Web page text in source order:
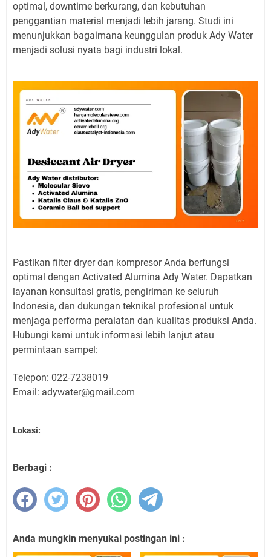
optimal, downtime berkurang, dan kebutuhan
penggantian material menjadi lebih jarang. Studi ini
menunjukkan bagaimana keunggulan produk Ady Water
menjadi solusi nyata bagi industri lokal.
Pastikan filter dryer dan kompresor Anda berfungsi
optimal dengan Activated Alumina Ady Water. Dapatkan
layanan konsultasi gratis, pengiriman ke seluruh
Indonesia, dan dukungan teknikal profesional untuk
menjaga performa peralatan dan kualitas produksi Anda.
Hubungi kami untuk informasi lebih lanjut atau
permintaan sampel:
Telepon: 022-7238019
Email: adywater@gmail.com
Lokasi:
Berbagi :
Anda mungkin menyukai postingan ini :